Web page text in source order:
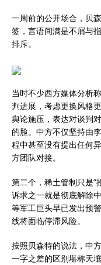
一周前的公开场合，贝
签，言语间满是不屑与
排斥。
当时不少西方媒体分析
判进展，考虑更换风格
舆论施压，表达对谈判
的脸。中方不仅坚持由
程中甚至没有提出任何
方团队对接。
第二个，稀土管制只是”
诉求之一就是彻底解除
等军工巨头早已发出预
线将面临停滞风险。
按照贝森特的说法，中
一字之差的区别堪称天